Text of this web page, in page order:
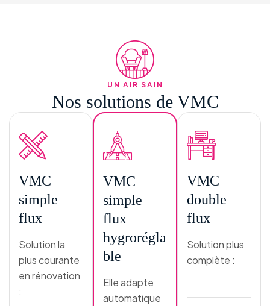
UN AIR SAIN
Nos solutions de VMC
VMC
simple
flux
Solution la
plus courante
en rénovation
:
VMC
simple
flux
hygrorégla
ble
Elle adapte
automatique
VMC
double
flux
Solution plus
complète :